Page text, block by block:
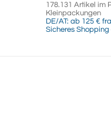
178.131 Artikel im
Kleinpackungen
DE/AT: ab 125 €
Sicheres Shopping